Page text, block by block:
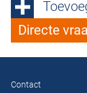
Directe
Contact